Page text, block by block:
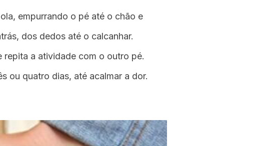
empurrando o pé até o chão e
dos dedos até o calcanhar.
repita a atividade com o outro pé.
ou quatro dias, até acalmar a dor.